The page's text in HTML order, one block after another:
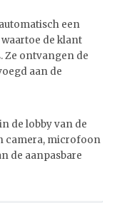
een
de klant
Ze ontvangen de
aan de
de lobby van de
camera, microfoon
de aanpasbare